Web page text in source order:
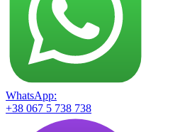
WhatsApp:
+38 067 5 738 738